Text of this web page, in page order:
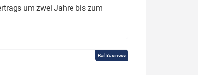
um zwei Jahre bis zum
Rail Business